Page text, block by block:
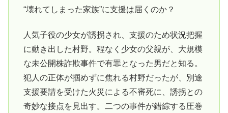
“壊れてしまった家族”に支援は届くのか？
人気子役の少女が誘拐され、支援のため状況把握
に動き出した村野。程なく少女の父親が、大規模
な未公開株詐欺事件で有罪となった男だと知る。
犯人の正体が掴めずに焦れる村野だったが、別途
支援要請を受けた火災による不審死に、誘拐との
奇妙な接点を見出す。二つの事件が錯綜する圧巻